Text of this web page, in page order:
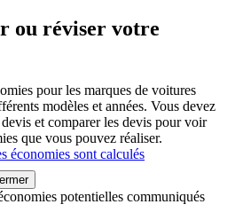
ou réviser votre
pour les marques de voitures
modèles et années. Vous devez
et comparer les devis pour voir
que vous pouvez réaliser.
économies sont calculés
potentielles communiqués